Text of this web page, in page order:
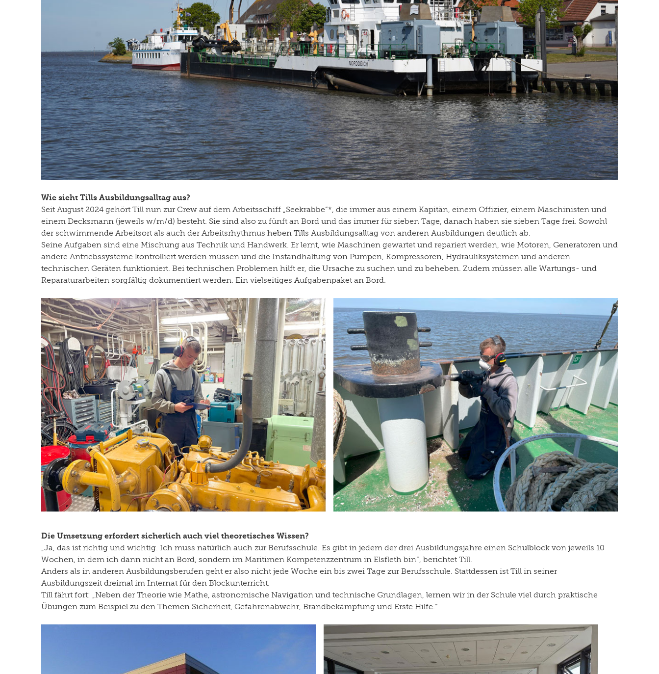
Wie sieht Tills Ausbildungsalltag aus?
Seit August 2024 gehört Till nun zur Crew auf dem Arbeitsschiff „Seekrabbe“*, die immer aus einem Kapitän, einem Offizier, einem Maschinisten und
einem Decksmann (jeweils w/m/d) besteht. Sie sind also zu fünft an Bord und das immer für sieben Tage, danach haben sie sieben Tage frei. Sowohl
der schwimmende Arbeitsort als auch der Arbeitsrhythmus heben Tills Ausbildungsalltag von anderen Ausbildungen deutlich ab.
Seine Aufgaben sind eine Mischung aus Technik und Handwerk. Er lernt, wie Maschinen gewartet und repariert werden, wie Motoren, Generatoren und
andere Antriebssysteme kontrolliert werden müssen und die Instandhaltung von Pumpen, Kompressoren, Hydrauliksystemen und anderen
technischen Geräten funktioniert. Bei technischen Problemen hilft er, die Ursache zu suchen und zu beheben. Zudem müssen alle Wartungs- und
Reparaturarbeiten sorgfältig dokumentiert werden. Ein vielseitiges Aufgabenpaket an Bord.
Die Umsetzung erfordert sicherlich auch viel theoretisches Wissen?
„Ja, das ist richtig und wichtig. Ich muss natürlich auch zur Berufsschule. Es gibt in jedem der drei Ausbildungsjahre einen Schulblock von jeweils 10
Wochen, in dem ich dann nicht an Bord, sondern im Maritimen Kompetenzzentrum in Elsfleth bin“, berichtet Till.
Anders als in anderen Ausbildungsberufen geht er also nicht jede Woche ein bis zwei Tage zur Berufsschule. Stattdessen ist Till in seiner
Ausbildungszeit dreimal im Internat für den Blockunterricht.
Till fährt fort: „Neben der Theorie wie Mathe, astronomische Navigation und technische Grundlagen, lernen wir in der Schule viel durch praktische
Übungen zum Beispiel zu den Themen Sicherheit, Gefahrenabwehr, Brandbekämpfung und Erste Hilfe.“